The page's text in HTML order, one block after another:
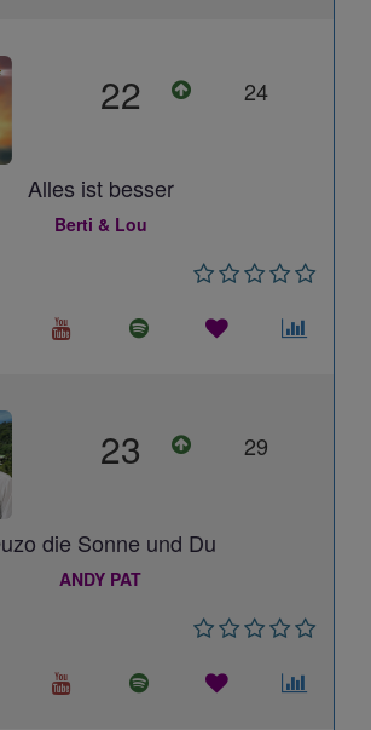
22 24
Alles ist besser
Berti & Lou
23 29
die Sonne und Du
ANDY PAT